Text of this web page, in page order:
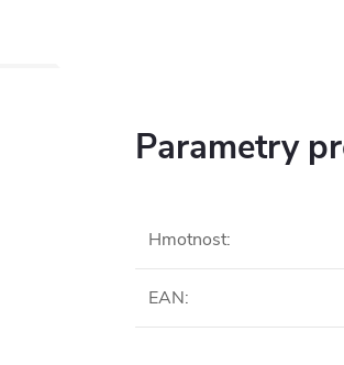
Parametry
Hmotnost:
EAN: